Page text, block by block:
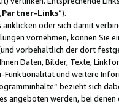
Partner-Links“).
anklicken oder sich damit
vornehmen, können Sie
vorbehaltlich der dort
Daten, Bilder, Texte,
und weitere
bezieht sich
angeboten werden, bei